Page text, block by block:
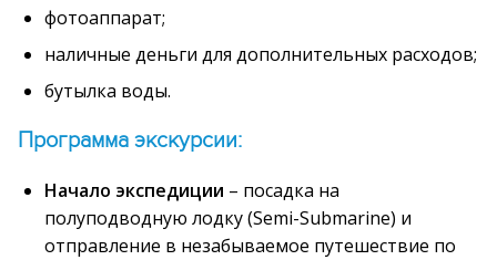
фотоаппарат;
наличные деньги для дополнительных расходов;
бутылка воды.
Программа экскурсии:
Начало экспедиции – посадка на
полуподводную лодку (Semi-Submarine) и
отправление в незабываемое путешествие по